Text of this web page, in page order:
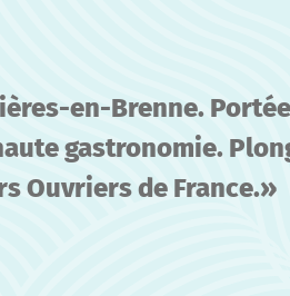
en-Brenne.
gastronomie.
Ouvriers de France.